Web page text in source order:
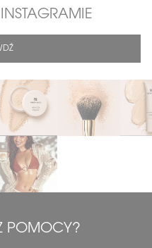
POMOCY?